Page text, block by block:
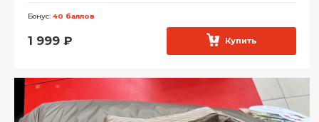
Бонус: 40 баллов
1 999 ₽ Купить